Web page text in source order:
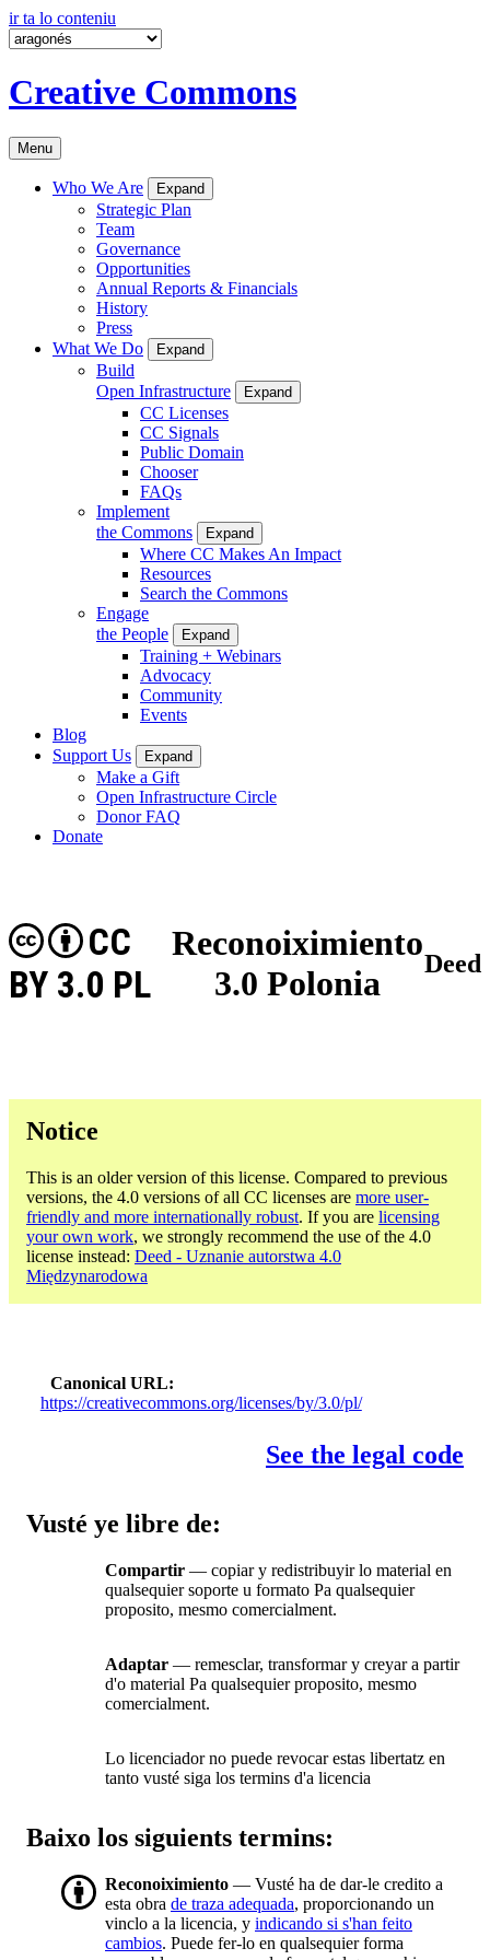
ir ta lo conteniu
Creative Commons
Menu
Who We Are Expand
Strategic Plan
Team
Governance
Opportunities
Annual Reports & Financials
History
Press
What We Do
Expand
Build
Open Infrastructure
Expand
CC Licenses
CC Signals
Public Domain
Chooser
FAQs
Implement
the Commons
Expand
Where CC Makes An Impact
Resources
Search the Commons
Engage
the People
Expand
Training + Webinars
Advocacy
Community
Events
Blog
Support Us
Expand
Make a Gift
Open Infrastructure Circle
Donor FAQ
Donate
Reconoiximiento
3.0 Polonia
CC
BY 3.0 PL
Deed
Notice
This is an older version of this license. Compared to previous
versions, the 4.0 versions of all CC licenses are more user-
friendly and more internationally robust. If you are licensing
your own work, we strongly recommend the use of the 4.0
license instead: Deed - Uznanie autorstwa 4.0
Międzynarodowa
Canonical URL
https://creativecommons.org/licenses/by/3.0/pl/
See the legal code
Vusté ye libre de:
Compartir — copiar y redistribuyir lo material en
qualsequier soporte u formato Pa qualsequier
proposito, mesmo comercialment.
Adaptar — remesclar, transformar y creyar a partir
d'o material Pa qualsequier proposito, mesmo
comercialment.
Lo licenciador no puede revocar estas libertatz en
tanto vusté siga los termins d'a licencia
Baixo los siguients termins:
Reconoiximiento — Vusté ha de dar-le credito a
esta obra de traza adequada, proporcionando un
vinclo a la licencia, y indicando si s'han feito
cambios. Puede fer-lo en qualsequier forma